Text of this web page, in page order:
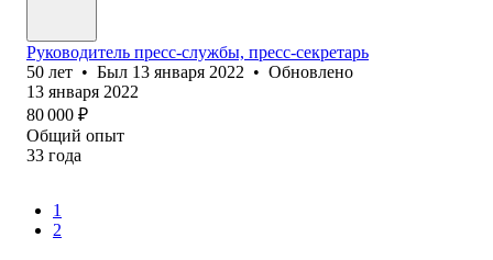
Руководитель пресс-службы, пресс-секретарь
50 лет • Был 13 января 2022 • Обновлено
13 января 2022
80 000 ₽
Общий опыт
33 года
1
2